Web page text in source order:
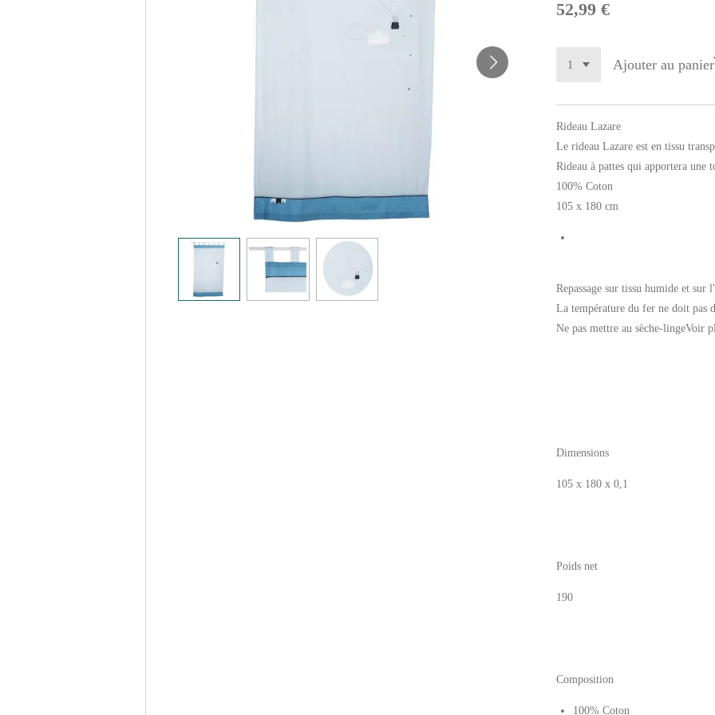
52,99 €
Ajouter au panier
Rideau Lazare
Le rideau Lazare est en tissu
Rideau à pattes qui apportera une
100% Coton
105 x 180 cm
Repassage sur tissu humide et sur
La température du fer ne doit pas
Ne pas mettre au sèche-lingeVoir
Dimensions
105 x 180 x 0,1
Poids net
190
Composition
100% Coton